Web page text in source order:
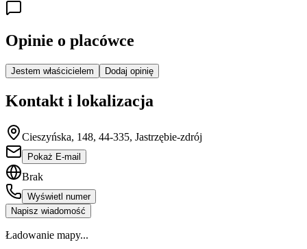
Opinie o placówce
Jestem właścicielem Dodaj opinię
Kontakt i lokalizacja
Cieszyńska, 148, 44-335, Jastrzębie-zdrój
Pokaż E-mail
Brak
Wyświetl numer
Napisz wiadomość
Ładowanie mapy...